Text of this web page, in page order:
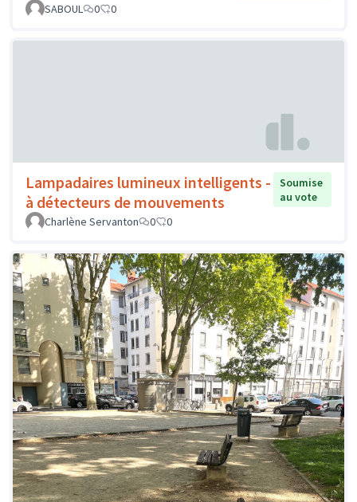
SABOUL
0 0
Lampadaires lumineux intelligents -
à détecteurs de mouvements
Soumise
au vote
Charlène Servanton
0 0